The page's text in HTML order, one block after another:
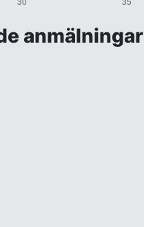
anmälningar